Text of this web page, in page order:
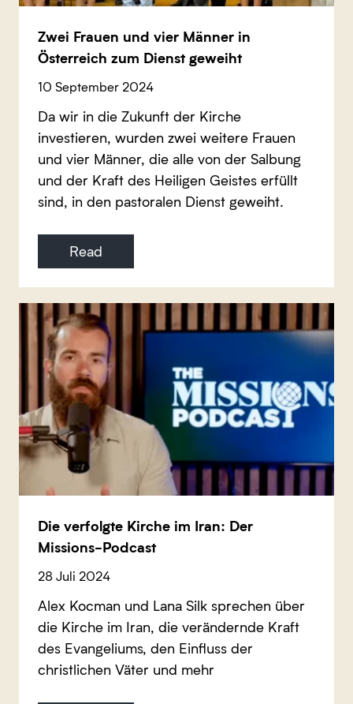
Zwei Frauen und vier Männer in
Österreich zum Dienst geweiht
10 September 2024
Da wir in die Zukunft der Kirche
investieren, wurden zwei weitere Frauen
und vier Männer, die alle von der Salbung
und der Kraft des Heiligen Geistes erfüllt
sind, in den pastoralen Dienst geweiht.
Read
Die verfolgte Kirche im Iran: Der
Missions-Podcast
28 Juli 2024
Alex Kocman und Lana Silk sprechen über
die Kirche im Iran, die verändernde Kraft
des Evangeliums, den Einfluss der
christlichen Väter und mehr